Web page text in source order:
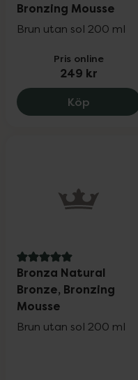
Bronzing Mousse
Brun utan sol 200 ml
Pris online
249 kr
Köp
5 av 5 i omdöme
Bronza Natural
Bronze, Bronzing
Mousse
Brun utan sol 200 ml